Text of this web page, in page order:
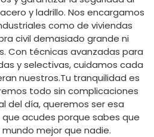
y ladrillo. Nos encargamos
como de viviendas
civil demasiado grande ni
Con técnicas avanzadas para
y selectivas, cuidamos cada
nuestros.Tu tranquilidad es
todo sin complicaciones
del día, queremos ser esa
acudes porque sabes que
mejor que nadie.